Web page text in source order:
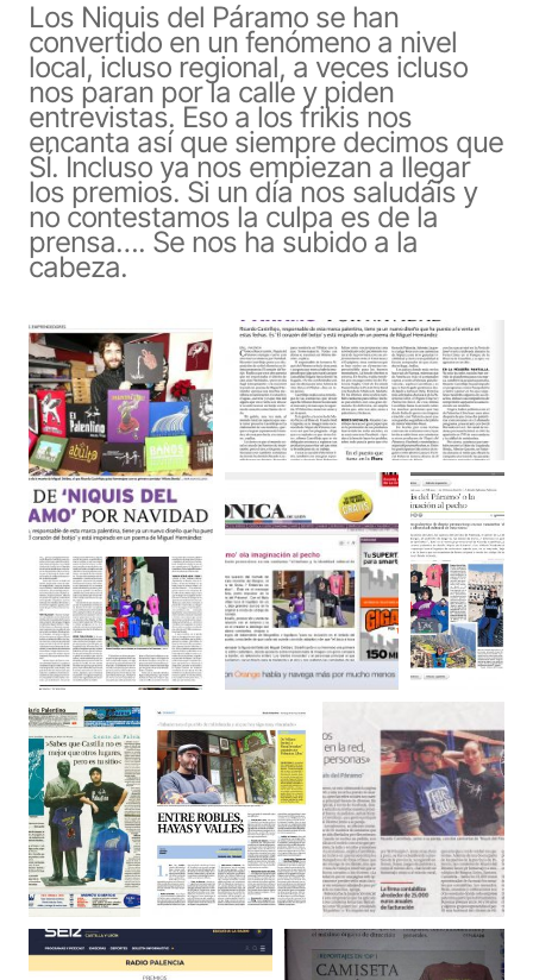
Los Niquis del Páramo se han
convertido en un fenómeno a nivel
local, icluso regional, a veces icluso
nos paran por la calle y piden
entrevistas. Eso a los frikis nos
encanta así que siempre decimos que
SÍ. Incluso ya nos empiezan a llegar
los premios. Si un día nos saludáis y
no contestamos la culpa es de la
prensa…. Se nos ha subido a la
cabeza.